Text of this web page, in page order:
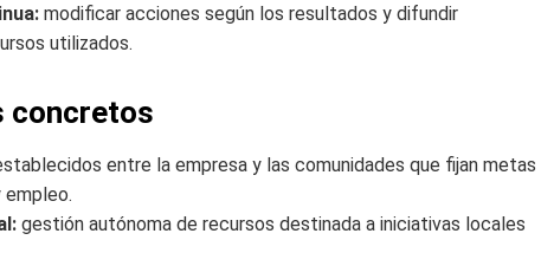
modificar acciones según los resultados y difundir
utilizados.
concretos
entre la empresa y las comunidades que fijan metas
empleo.
gestión autónoma de recursos destinada a iniciativas locales